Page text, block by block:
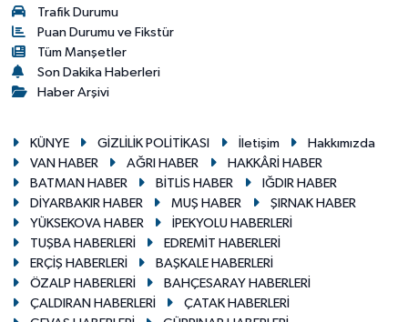
Trafik Durumu
Puan Durumu ve Fikstür
Tüm Manşetler
Son Dakika Haberleri
Haber Arşivi
KÜNYE GİZLİLİK POLİTİKASI İletişim
Hakkımızda
VAN HABER
AĞRI HABER
HAKKÂRİ HABER
BATMAN HABER
BİTLİS HABER
IĞDIR HABER
DİYARBAKIR HABER
MUŞ HABER
ŞIRNAK HABER
YÜKSEKOVA HABER
İPEKYOLU HABERLERİ
TUŞBA HABERLERİ
EDREMİT HABERLERİ
ERÇİŞ HABERLERİ
BAŞKALE HABERLERİ
ÖZALP HABERLERİ
BAHÇESARAY HABERLERİ
ÇALDIRAN HABERLERİ
ÇATAK HABERLERİ